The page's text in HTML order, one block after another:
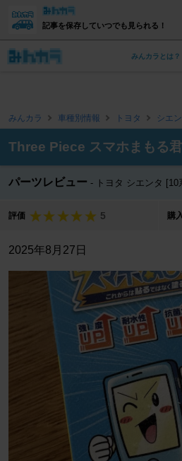
記事を保存していつでも見られる！
みんカラとは？
みんカラ 車種別情報 トヨタ シエ
Three Piece スマホまもる君
パーツレビュー トヨタ シエンタ [10
評価 5 購
2025年8月27日